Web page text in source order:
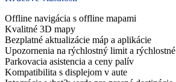
Offline navigácia s offline mapami
Kvalitné 3D mapy
Bezplatné aktualizácie máp a aplikácie
Upozornenia na rýchlostný limit a
Parkovacia asistencia a ceny palív
Kompatibilita s displejom v aute